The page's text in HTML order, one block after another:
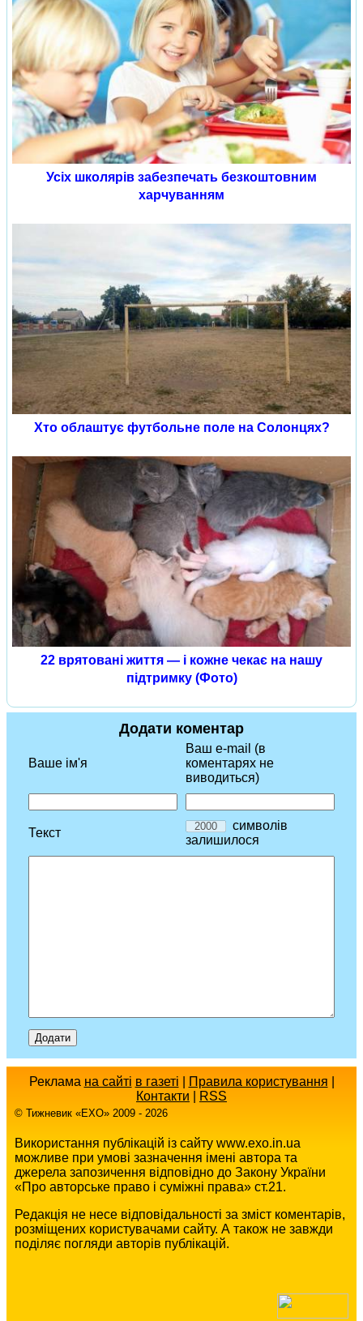
Усіх школярів забезпечать безкоштовним
харчуванням
Хто облаштує футбольне поле на Солонцях?
22 врятовані життя — і кожне чекає на нашу
підтримку (Фото)
Додати коментар
Ваше ім'я
Ваш e-mail (в
коментарях не
виводиться)
Текст
символів
залишилося
Реклама на сайті в газеті Правила користування
Контакти
RSS
© Тижневик «EХO» 2009 - 2026
Використання публікацій із сайту www.exo.in.ua
можливе при умові зазначення імені автора та
джерела запозичення відповідно до Закону України
«Про авторське право і суміжні права» ст.21.
Редакція не несе відповідальності за зміст коментарів,
розміщених користувачами сайту. А також не завжди
поділяє погляди авторів публікацій.